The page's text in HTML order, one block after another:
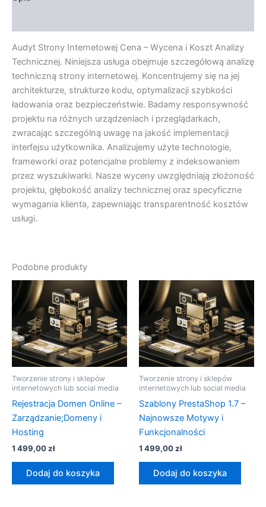
Audyt Strony Internetowej Cena – Wycena i Koszt Analizy
Technicznej. Niniejsza usługa obejmuje szczegółową analizę
techniczną strony internetowej. Koncentrujemy się na jej
architekturze, strukturze kodu, optymalizacji szybkości
ładowania oraz bezpieczeństwie. Badamy responsywność
projektu na różnych urządzeniach i przeglądarkach,
zwracając szczególną uwagę na jakość implementacji
interfejsu użytkownika. Analizujemy użyte technologie,
frameworki oraz potencjalne problemy z indeksowaniem
przez wyszukiwarki. Nasze wyceny uwzględniają złożoność
projektu, głębokość analizy technicznej oraz specyficzne
wymagania klienta, zapewniając transparentność kosztów
usługi.
Podobne produkty
Tworzenie strony i sklepów
internetowych lub social media
Rejestracja Domen Online –
Zarządzanie;Domeny i
Hosting
1 499,00zł
Dodaj do koszyka
Tworzenie strony i sklepów
internetowych lub social media
Szablony PrestaShop 1.7 –
Najnowsze Motywy i
Funkcjonalności
1 499,00zł
Dodaj do koszyka